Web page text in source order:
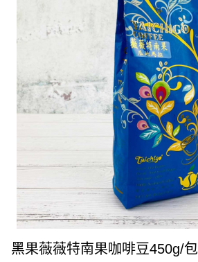
黑果薇薇特南果咖啡豆450g/包